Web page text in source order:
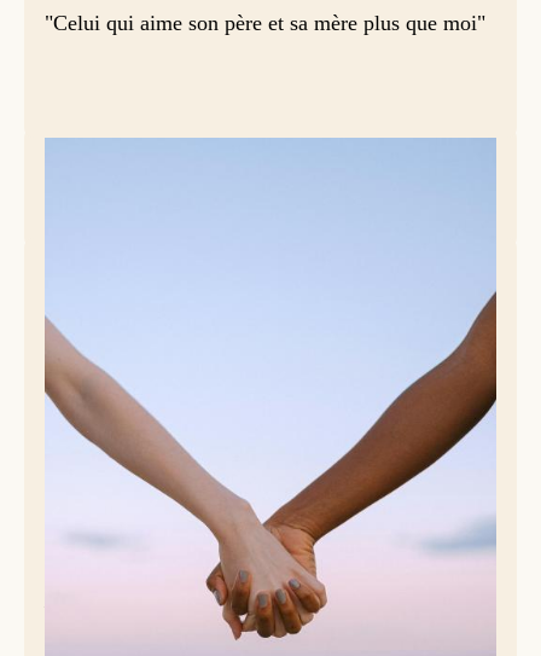
"Celui qui aime son père et sa mère plus que moi"
famille pour nous consacrer uniquement à lui. Ferait-il une
crise de jalousie et voudrait-il ainsi nous accaparer tout
entiers, comme une marâtre égoïste et possessive ? Il est à
noter que ce n’est pas la première fois que Jésus tient de
tels propos. Lorsqu’il apprend que sa mère et ses proches le
cherchent et veulent lui parler, il se tourne vers ses disciples
et dit, d’une voix sèche : «
Ma mère et mes frères sont ceux
qui écoutent la parole de Dieu et qui la mettent en pratique
» (Marc 8, 19 - 21).
Et pourtant, nous avons tous connu un tel choix. Lorsqu’un
homme prend une femme, il quitte le domicile de ses
parents, et fonde un nouveau foyer. C’est dans la Bible : «
L’homme quittera son père et sa mère, et s’attachera à sa
» (Genèse 2, 24). Cela n’est pas présenté comme
une malédiction, mais bien plutôt comme un nouveau